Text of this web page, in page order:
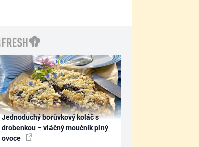
Jednoduchý borůvkový koláč s
drobenkou – vláčný moučník plný
ovoce